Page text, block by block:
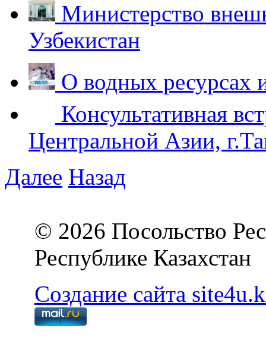
Министерство
Узбекистан
О водных ресурсах
Консультативная
Центральной Азии,
Далее Назад
© 2026 Посольство
Республике Казахстан
Создание сайта